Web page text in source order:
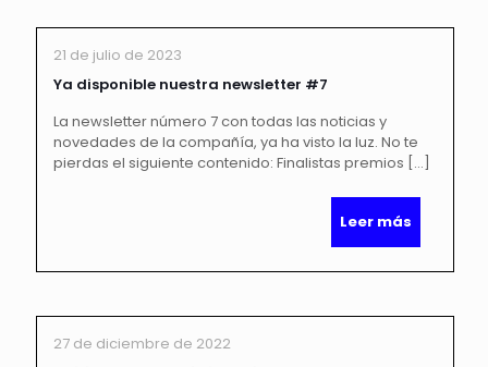
21 de julio de 2023
Ya disponible nuestra newsletter #7
La newsletter número 7 con todas las noticias y
novedades de la compañía, ya ha visto la luz. No te
pierdas el siguiente contenido: Finalistas premios […]
Leer más
27 de diciembre de 2022